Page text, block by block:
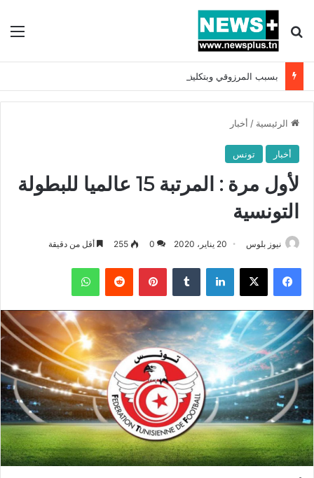
بحث عن
الرئيسية / أخبار
أخبار تونس
لأول مرة : المرتبة 15 عالميا للبطولة
التونسية
نيوز بلوس 20 يناير، 2020 0
255 أقل من دقيقة
فيسبوك X لينكدإن بينتيريست واتساب